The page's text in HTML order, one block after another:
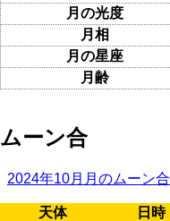
月の光度
月相
月の星座
月齢
ムーン合
2024年10月月のムーン合
天体 日時